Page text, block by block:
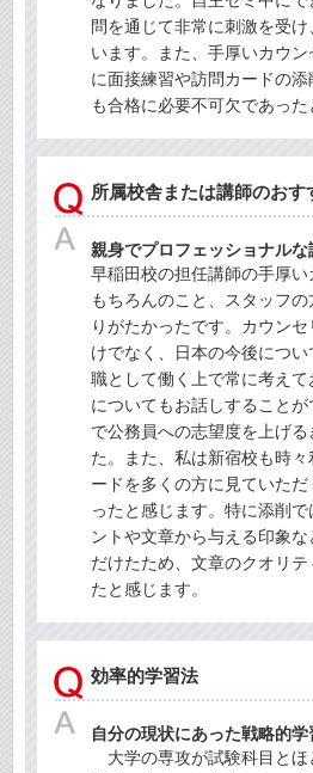
問を通じて非常に刺激を受
います。また、手厚いカウ
に面接練習や訪問カードの
も合格に必要不可欠であった
所属校舎または講師のおす
親身でプロフェッショナル
早稲田校の担任講師の手厚
もちろんのこと、スタッフ
りがたかったです。カウン
けでなく、日本の今後につ
職として働く上で常に考え
についてもお話しすること
で公務員への志望度を上げ
た。また、私は新宿校も時
ードを多くの方に見ていた
ったと感じます。特に添削
ントや文章から与える印象
だけたため、文章のクオリ
たと感じます。
効率的学習法
自分の現状にあった戦略的学
大学の専攻が試験科目とほ